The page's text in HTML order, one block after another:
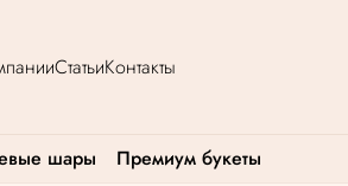
СтатьиКонтакты
шары Премиум букеты